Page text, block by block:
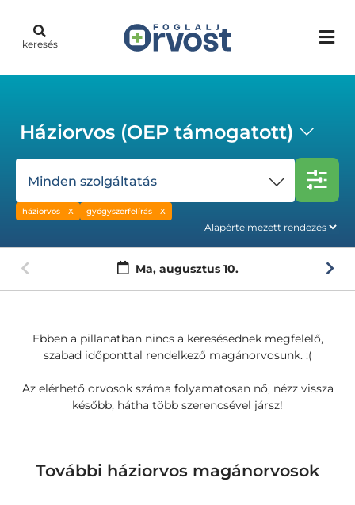
keresés
Háziorvos (OEP támogatott)
Minden szolgáltatás
háziorvos gyógyszerfelírás
Ma, augusztus 10.
Ebben a pillanatban nincs a keresésednek megfelelő,
szabad időponttal rendelkező magánorvosunk. :(
Az elérhető orvosok száma folyamatosan nő, nézz vissza
később, hátha több szerencsével jársz!
További háziorvos magánorvosok